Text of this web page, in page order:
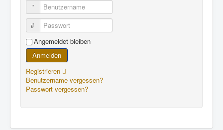
Benutzername
Passwort
Angemeldet bleiben
Anmelden
Registrieren
Benutzername vergessen?
Passwort vergessen?